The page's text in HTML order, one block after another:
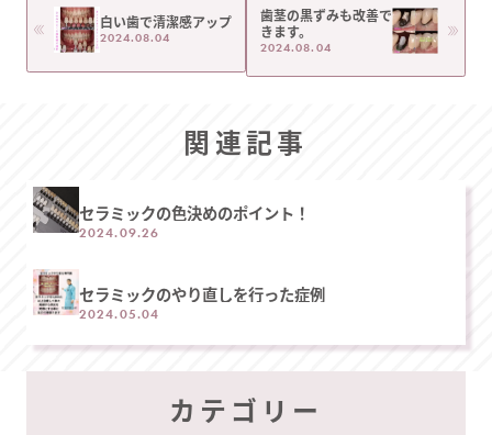
白い歯で清潔感アップ
2024.08.04
歯茎の黒ずみも改善で
きます。
2024.08.04
関連記事
セラミックの色決めのポイント！
2024.09.26
セラミックのやり直しを行った症例
2024.05.04
カテゴリー